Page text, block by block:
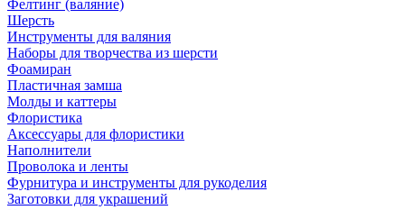
Фелтинг (валяние)
Шерсть
Инструменты для валяния
Наборы для творчества из шерсти
Фоамиран
Пластичная замша
Молды и каттеры
Флористика
Аксессуары для флористики
Наполнители
Проволока и ленты
Фурнитура и инструменты для рукоделия
Заготовки для украшений